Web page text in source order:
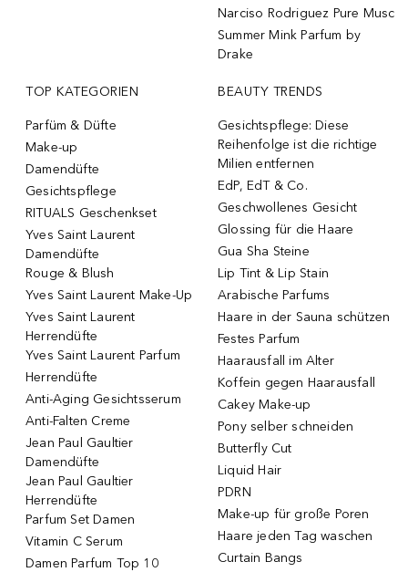
Narciso Rodriguez Pure Musc
Summer Mink Parfum by
Drake
TOP KATEGORIEN
Parfüm & Düfte
Make-up
Damendüfte
Gesichtspflege
RITUALS Geschenkset
Yves Saint Laurent
Damendüfte
Rouge & Blush
Yves Saint Laurent Make-Up
Yves Saint Laurent
Herrendüfte
Yves Saint Laurent Parfum
Herrendüfte
Anti-Aging Gesichtsserum
Anti-Falten Creme
Jean Paul Gaultier
Damendüfte
Jean Paul Gaultier
Herrendüfte
Parfum Set Damen
Vitamin C Serum
Damen Parfum Top 10
BEAUTY TRENDS
Gesichtspflege: Diese
Reihenfolge ist die richtige
Milien entfernen
EdP, EdT & Co.
Geschwollenes Gesicht
Glossing für die Haare
Gua Sha Steine
Lip Tint & Lip Stain
Arabische Parfums
Haare in der Sauna schützen
Festes Parfum
Haarausfall im Alter
Koffein gegen Haarausfall
Cakey Make-up
Pony selber schneiden
Butterfly Cut
Liquid Hair
PDRN
Make-up für große Poren
Haare jeden Tag waschen
Curtain Bangs